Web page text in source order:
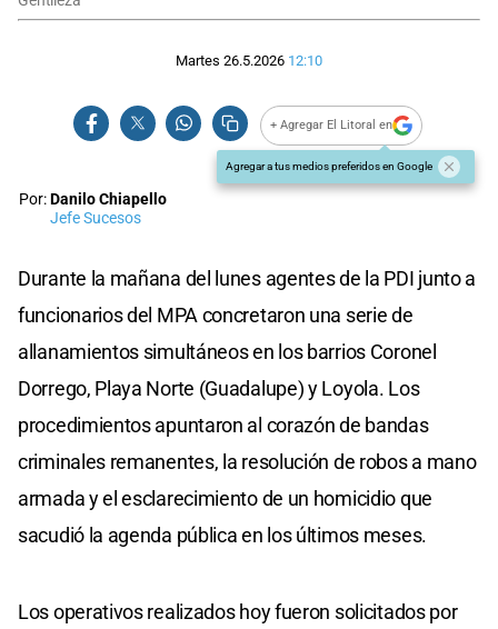
Martes 26.5.2026 12:10
+ Agregar El Litoral en
Agregar a tus medios preferidos en Google
Por:Danilo Chiapello
Jefe Sucesos
Durante la mañana del lunes agentes de la PDI junto a
funcionarios del MPA concretaron una serie de
allanamientos simultáneos en los barrios Coronel
Dorrego, Playa Norte (Guadalupe) y Loyola. Los
procedimientos apuntaron al corazón de bandas
criminales remanentes, la resolución de robos a mano
armada y el esclarecimiento de un homicidio que
sacudió la agenda pública en los últimos meses.
Los operativos realizados hoy fueron solicitados por